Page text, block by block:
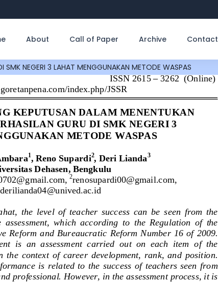
About Call of Paper Archive Contact
SMK NEGERI 3 LAHAT MENGGUNAKAN METODE WASPAS